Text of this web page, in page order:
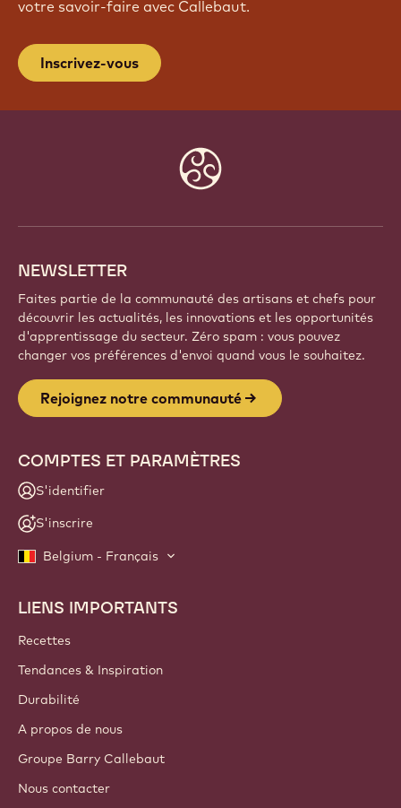
votre savoir-faire avec Callebaut.
Inscrivez-vous
NEWSLETTER
Faites partie de la communauté des artisans et chefs pour
découvrir les actualités, les innovations et les opportunités
d'apprentissage du secteur. Zéro spam : vous pouvez
changer vos préférences d'envoi quand vous le souhaitez.
Rejoignez notre communauté
COMPTES ET PARAMÈTRES
S'identifier
S'inscrire
Belgium - Français
Footer
Callebaut
LIENS IMPORTANTS
Recettes
Tendances & Inspiration
Durabilité
A propos de nous
Groupe Barry Callebaut
Nous contacter